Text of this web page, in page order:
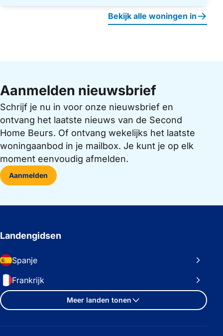
Bekijk alle woningen in
Aanmelden nieuwsbrief
Schrijf je nu in voor onze nieuwsbrief en
ontvang het laatste nieuws van de Second
Home Beurs. Of ontvang wekelijks het laatste
woningaanbod in je mailbox. Je kunt je op elk
moment eenvoudig afmelden.
Aanmelden
Landengidsen
Spanje
Frankrijk
Meer landen tonen